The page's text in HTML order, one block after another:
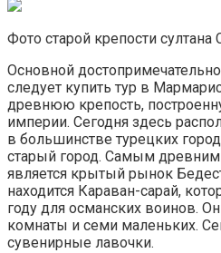
Фото старой крепости
Основной
следует купить тур в
древнюю крепость,
империи. Сегодня здесь
в большинстве турецких
старый город. Самым
является крытый рынок
находится Караван-сарай,
году для османских воинов.
комнаты и семи маленьких.
сувенирные лавочки.